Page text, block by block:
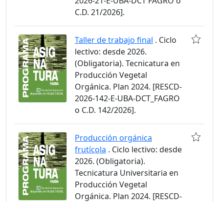
C.D. 21/2026].
Taller de trabajo final . Ciclo
lectivo: desde 2026.
(Obligatoria). Tecnicatura en
Producción Vegetal
Orgánica. Plan 2024. [RESCD-
2026-142-E-UBA-DCT_FAGRO
o C.D. 142/2026].
Producción orgánica
frutícola . Ciclo lectivo: desde
2026. (Obligatoria).
Tecnicatura Universitaria en
Producción Vegetal
Orgánica. Plan 2024. [RESCD-